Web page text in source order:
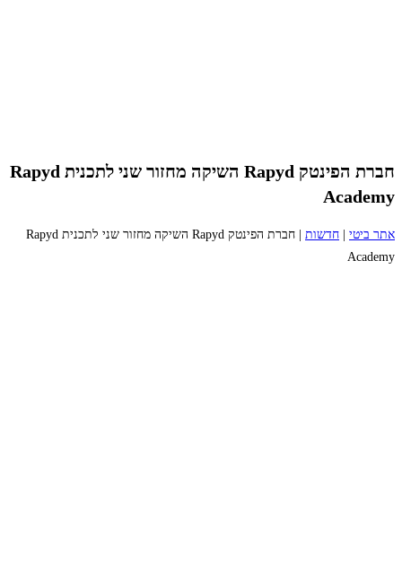
חברת הפינטק Rapyd השיקה מחזור שני לתכנית Rapyd
Academy
אתר ביטי חדשות
חברת הפינטק Rapyd השיקה מחזור שני לתכנית Rapyd
Academy